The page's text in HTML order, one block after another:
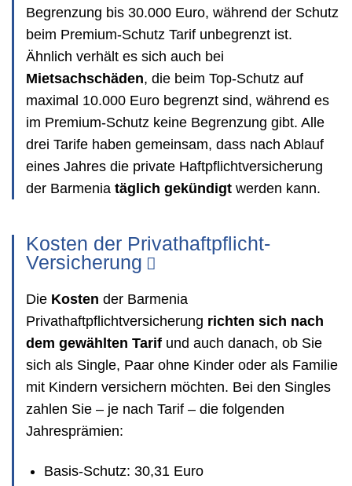
Begrenzung bis 30.000 Euro, während der Schutz
beim Premium-Schutz Tarif unbegrenzt ist.
Ähnlich verhält es sich auch bei
Mietsachschäden, die beim Top-Schutz auf
maximal 10.000 Euro begrenzt sind, während es
im Premium-Schutz keine Begrenzung gibt. Alle
drei Tarife haben gemeinsam, dass nach Ablauf
eines Jahres die private Haftpflichtversicherung
der Barmenia täglich gekündigt werden kann.
Kosten der Privathaftpflicht-
Versicherung
Die Kosten der Barmenia
Privathaftpflichtversicherung richten sich nach
dem gewählten Tarif und auch danach, ob Sie
sich als Single, Paar ohne Kinder oder als Familie
mit Kindern versichern möchten. Bei den Singles
zahlen Sie – je nach Tarif – die folgenden
Jahresprämien:
Basis-Schutz: 30,31 Euro